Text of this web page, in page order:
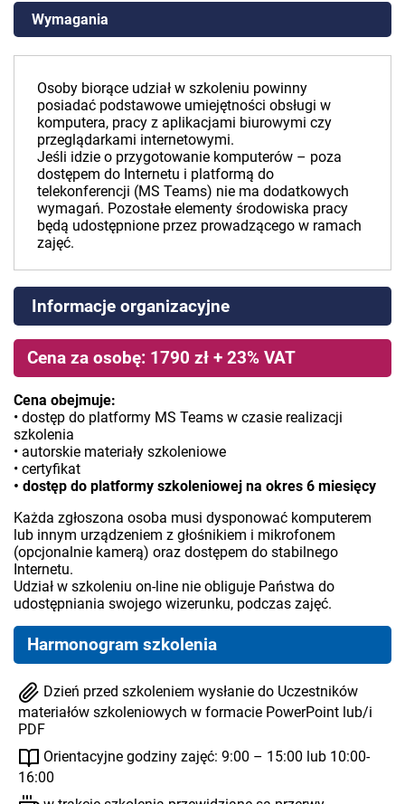
Wymagania
Osoby biorące udział w szkoleniu powinny
posiadać podstawowe umiejętności obsługi w
komputera, pracy z aplikacjami biurowymi czy
przeglądarkami internetowymi.
Jeśli idzie o przygotowanie komputerów – poza
dostępem do Internetu i platformą do
telekonferencji (MS Teams) nie ma dodatkowych
wymagań. Pozostałe elementy środowiska pracy
będą udostępnione przez prowadzącego w ramach
zajęć.
Informacje organizacyjne
Cena za osobę: 1790 zł + 23% VAT
Cena obejmuje:
• dostęp do platformy MS Teams w czasie realizacji
szkolenia
• autorskie materiały szkoleniowe
• certyfikat
• dostęp do platformy szkoleniowej na okres 6 miesięcy
Każda zgłoszona osoba musi dysponować komputerem
lub innym urządzeniem z głośnikiem i mikrofonem
(opcjonalnie kamerą) oraz dostępem do stabilnego
Internetu.
Udział w szkoleniu on-line nie obliguje Państwa do
udostępniania swojego wizerunku, podczas zajęć.
Harmonogram szkolenia
Dzień przed szkoleniem wysłanie do Uczestników
materiałów szkoleniowych w formacie PowerPoint lub/i
PDF
Orientacyjne godziny zajęć: 9:00 – 15:00 lub 10:00-
16:00